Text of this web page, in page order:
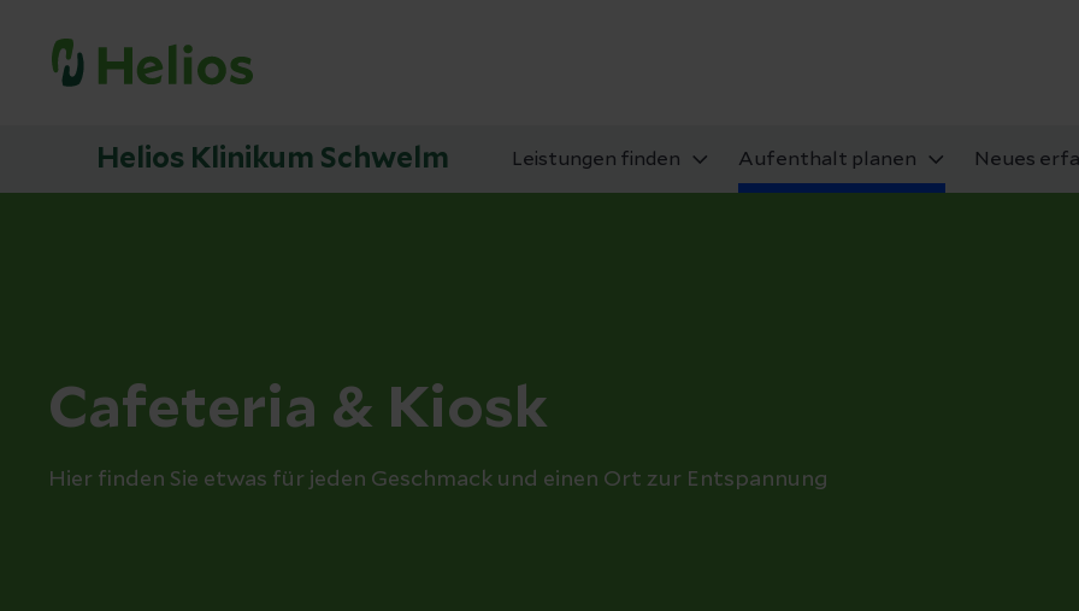
Helios Klinikum Schwelm Leistungen finden Aufenthalt planen Neues
Cafeteria & Kiosk
Hier finden Sie etwas für jeden Geschmack und einen Ort zur Entspannung